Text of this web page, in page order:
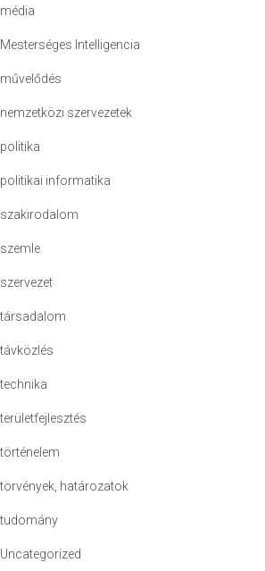
média
Mesterséges Intelligencia
művelődés
nemzetközi szervezetek
politika
politikai informatika
szakirodalom
szemle
szervezet
társadalom
távközlés
technika
területfejlesztés
történelem
törvények, határozatok
tudomány
Uncategorized